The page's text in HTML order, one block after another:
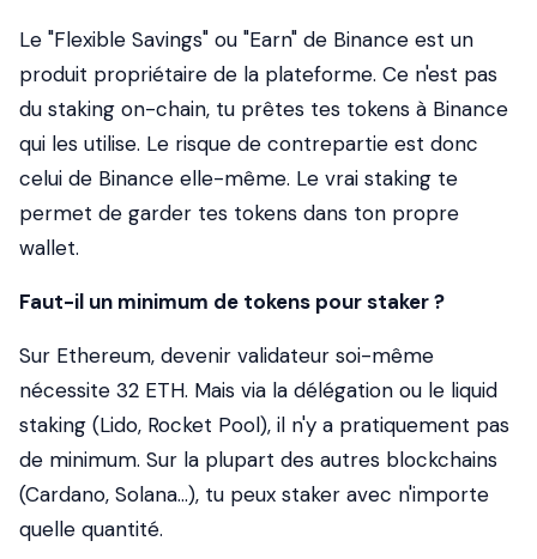
Le "Flexible Savings" ou "Earn" de Binance est un
produit propriétaire de la plateforme. Ce n'est pas
du staking on-chain, tu prêtes tes tokens à Binance
qui les utilise. Le risque de contrepartie est donc
celui de Binance elle-même. Le vrai staking te
permet de garder tes tokens dans ton propre
wallet.
Faut-il un minimum de tokens pour staker ?
Sur Ethereum, devenir validateur soi-même
nécessite 32 ETH. Mais via la délégation ou le liquid
staking (Lido, Rocket Pool), il n'y a pratiquement pas
de minimum. Sur la plupart des autres blockchains
(Cardano, Solana...), tu peux staker avec n'importe
quelle quantité.